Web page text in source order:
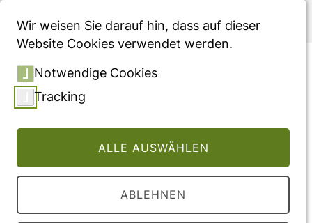
Menü
Towards a Unified
Understanding of eHealth
and Related Terms –
Proposal of a Consolidated
Terminological Basis
Vollversion des Beitrages
Wir weisen Sie darauf hin, dass auf dieser
Website Cookies verwendet werden.
Notwendige Cookies
Tracking
ALLE AUSWÄHLEN
ABLEHNEN